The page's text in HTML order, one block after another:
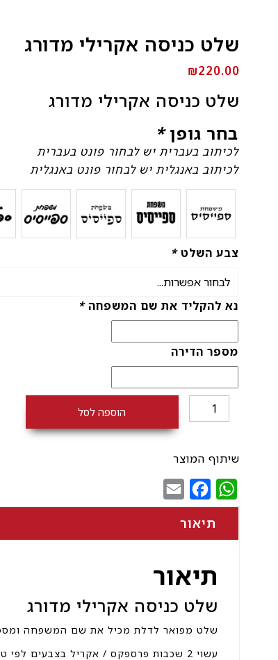
שלט כניסה אקרילי מדורג
₪220.00
שלט כניסה אקרילי מדורג
בחר גופן*
לכיתוב בעברית יש לבחור פונט בעברית
לכיתוב באנגלית יש לבחור פונט באנגלית
צבע השלט*
נא להקליד את שם המשפחה*
מספר הדירה
כמות
של
כניסה
אקרילי
מדורג
הוספה לסל
שיתוף המוצר
WhatsApp
Facebook
תיאור
תיאור
שלט כניסה אקרילי מדורג
שלט מפואר לדלת מכיל את שם המשפחה
עשוי 2 שכבות פרספקס / אקריל בצבעים לפי טעם ולפי בחירה.